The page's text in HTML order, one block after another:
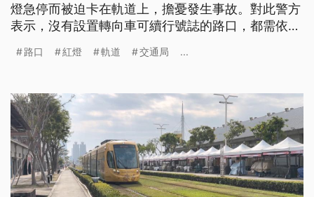
燈急停而被迫卡在軌道上，擔憂發生事故。對此警方
表示，沒有設置轉向車可續行號誌的路口，都需依號
路口增設轉向車可續行燈號，避免車輛停等在輕軌軌
路口 紅燈 軌道 交通局 ...